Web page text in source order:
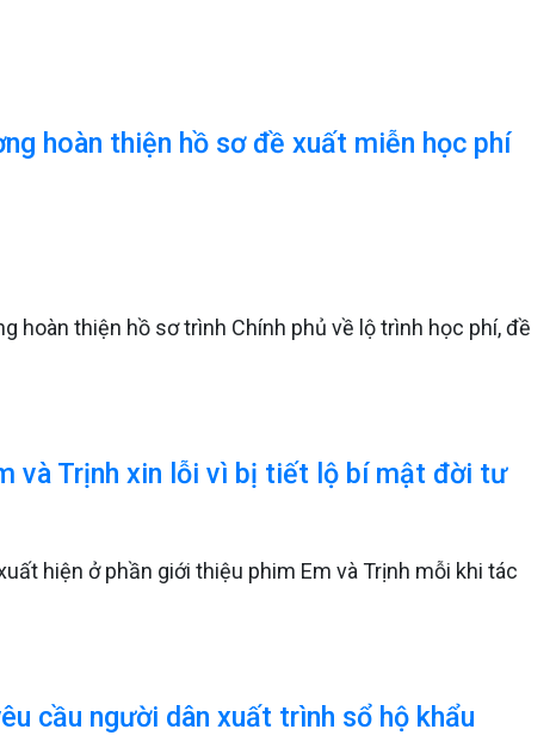
hoàn thiện hồ sơ đề xuất miễn học phí
hoàn thiện hồ sơ trình Chính phủ về lộ trình học phí, đề
và Trịnh xin lỗi vì bị tiết lộ bí mật đời tư
hiện ở phần giới thiệu phim Em và Trịnh mỗi khi tác
cầu người dân xuất trình sổ hộ khẩu